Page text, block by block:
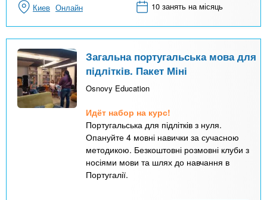
Киев Онлайн 10 занять на місяць
Загальна португальська мова для
підлітків. Пакет Міні
Osnovy Education
Идёт набор на курс!
Португальська для підлітків з нуля.
Опануйте 4 мовні навички за сучасною
методикою. Безкоштовні розмовні клуби з
носіями мови та шлях до навчання в
Португалії.